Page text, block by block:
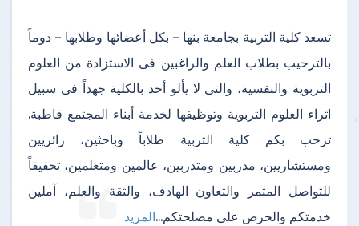
تسعد كلية التربية بجامعة بنها – بكل أعضائها وطلابها – دوماً
بالترحيب بطلاب العلم والراغبين فى الاستزادة من العلوم
التربوية والنفسية، والتى لا يألو أحد بالكلية جهداً فى سبيل
اثراء العلوم التربوية وتوظيفها لخدمة أبناء المجتمع قاطبة.
ترحب بكم كلية التربية طلاباً وباحثين، زائريين
ومستشاريين، مدربين ومتدربين، عالمين ومتعلمين، تحقيقاً
للتواصل المثمر والتعاون الهادف، والثقة والعلم، آملين
خدمتكم والحرص على مصلحتكم...المزيد